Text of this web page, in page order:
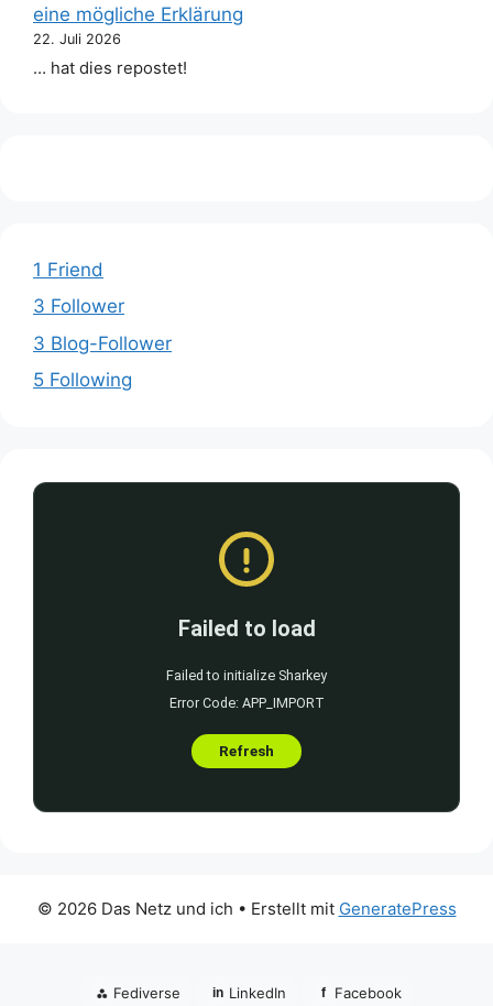
eine mögliche Erklärung
22. Juli 2026
… hat dies repostet!
1 Friend
3 Follower
3 Blog-Follower
5 Following
© 2026 Das Netz und ich • Erstellt mit GeneratePress
⁂ Fediverse in LinkedIn f Facebook